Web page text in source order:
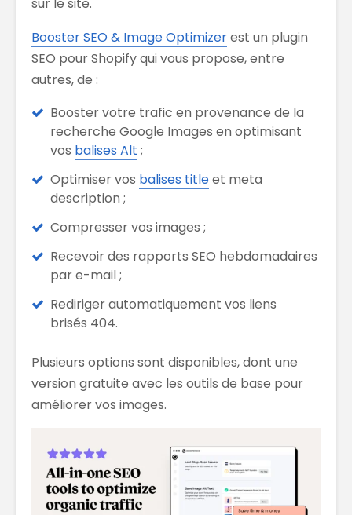
Booster SEO & Image Optimizerest un plugin
SEO pour Shopify qui vous propose, entre
autres, de :
Booster votre trafic en provenance de la
recherche Google Images en optimisant
vos balises Alt ;
Optimiser vos balises titleet meta
description ;
Compresser vos images ;
Recevoir des rapports SEO hebdomadaires
par e-mail ;
Rediriger automatiquement vos liens
brisés 404.
Plusieurs options sont disponibles, dont une
version gratuite avec les outils de base pour
améliorer vos images.